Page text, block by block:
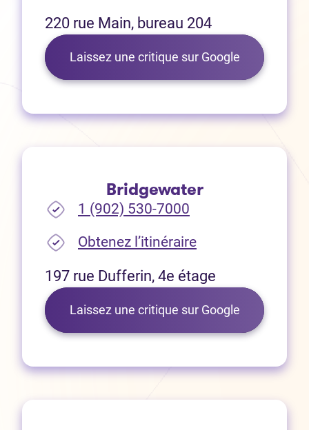
220 rue Main, bureau 204
Laissez une critique sur Google(Ouvre
Bridgewater
1 (902) 530-7000
Obtenez l’itinéraire(Ouvre dans un
197 rue Dufferin, 4e étage
Laissez une critique sur Google(Ouvre